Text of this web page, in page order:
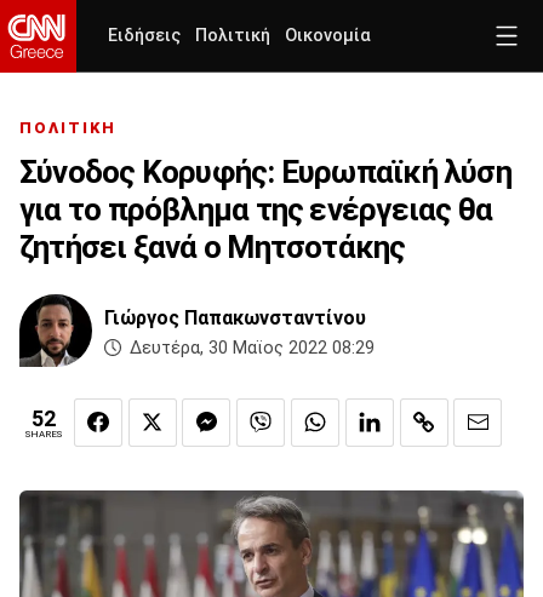
Ειδήσεις Πολιτική Οικονομία
ΠΟΛΙΤΙΚΗ
Σύνοδος Κορυφής: Ευρωπαϊκή λύση
για το πρόβλημα της ενέργειας θα
ζητήσει ξανά ο Μητσοτάκης
Γιώργος Παπακωνσταντίνου
Δευτέρα, 30 Μαϊος 2022 08:29
52
SHARES